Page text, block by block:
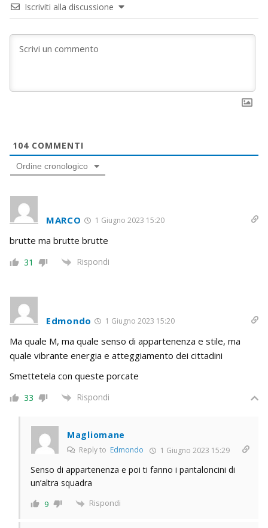
Iscriviti alla discussione
104 COMMENTI
Ordine cronologico
MARCO 1 Giugno 2023 15:20
brutte ma brutte brutte
31 Rispondi
Edmondo 1 Giugno 2023 15:20
Ma quale M, ma quale senso di appartenenza e stile, ma
quale vibrante energia e atteggiamento dei cittadini
Smettetela con queste porcate
33 Rispondi
Magliomane
Reply to Edmondo 1 Giugno 2023 15:29
Senso di appartenenza e poi ti fanno i pantaloncini di
un’altra squadra
9 Rispondi